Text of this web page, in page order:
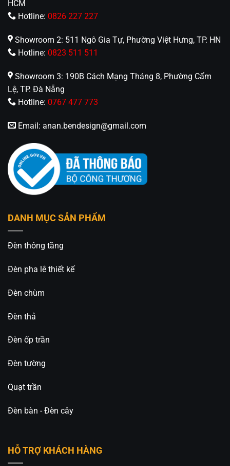
HCM
Hotline: 0826 227 227
Showroom 2: 511 Ngô Gia Tự, Phường Việt Hưng, TP. HN
Hotline: 0823 511 511
Showroom 3: 190B Cách Mạng Tháng 8, Phường Cẩm
Lệ, TP. Đà Nẵng
Hotline: 0767 477 773
Email: anan.bendesign@gmail.com
DANH MỤC SẢN PHẨM
Đèn thông tầng
Đèn pha lê thiết kế
Đèn chùm
Đèn thả
Đèn ốp trần
Đèn tường
Quạt trần
Đèn bàn - Đèn cây
HỖ TRỢ KHÁCH HÀNG